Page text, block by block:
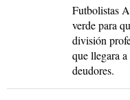
Futbolistas
verde para
división
que llegara
deudores.